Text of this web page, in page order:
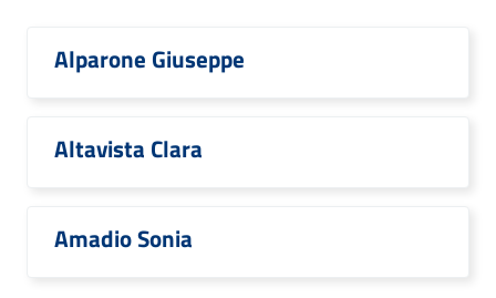
Alparone Giuseppe
Altavista Clara
Amadio Sonia